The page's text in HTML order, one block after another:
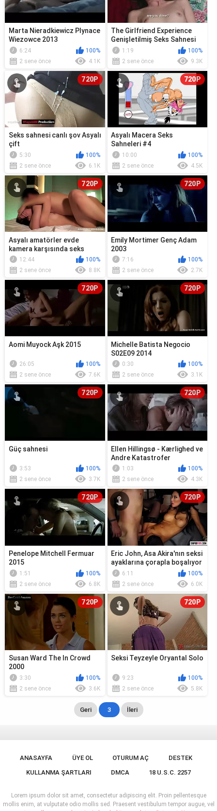
Marta Nieradkiewicz Plynace
Wiezowce 2013
6:24
100%
2 sene önce
4.1K
The Girlfriend Experience
Genişletilmiş Seks Sahnesi
1:19
100%
2 sene önce
9.3K
720P
Seks sahnesi canlı şov Asyalı
çift
5:30
100%
2 sene önce
6.1K
720P
Asyalı Macera Seks
Sahneleri #4
10:00
100%
2 sene önce
4.5K
720P
Asyalı amatörler evde
kamera karşısında seks
yapıyor
12:44
100%
2 sene önce
8.8K
720P
Emily Mortimer Genç Adam
2003
7:16
100%
2 sene önce
2.7K
720P
Aomi Muyock Aşk 2015
26:05
100%
2 sene önce
7.6K
720P
Michelle Batista Negocio
S02E09 2014
0:30
100%
2 sene önce
3.1K
720P
Güç sahnesi
3:53
100%
2 sene önce
3.7K
720P
Ellen Hillingsø - Kærlighed ve
Andre Katastrofer
1:03
100%
2 sene önce
4.3K
720P
Penelope Mitchell Fermuar
2015
1:51
100%
2 sene önce
6.8K
720P
Eric John, Asa Akira'nın seksi
ayaklarına çorapla boşalıyor
6:11
100%
2 sene önce
6.0K
720P
Susan Ward The In Crowd
2000
3:30
100%
2 sene önce
3.6K
720P
Seksi Teyzeyle Oryantal Solo
9:23
100%
2 sene önce
5.8K
Geri 3 İleri
ANASAYFA ÜYE OL OTURUM AÇ
DESTEK
KULLANMA ŞARTLARI
DMCA 18 U.S.C. 2257
Lorem ipsum dolor sit amet, consectetur adipiscing elit. Proin pellentesque
mollis enim, at vulputate odio mollis sed. Praesent vestibulum tempor augue, vel